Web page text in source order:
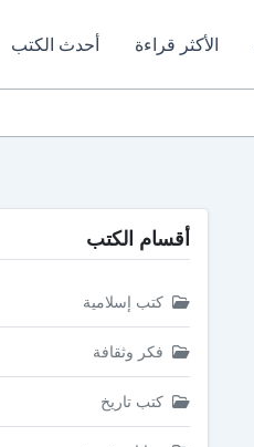
الأكثر قراءة أحدث الكتب
أقسام الكتب
كتب إسلامية
فكر وثقافة
كتب تاريخ